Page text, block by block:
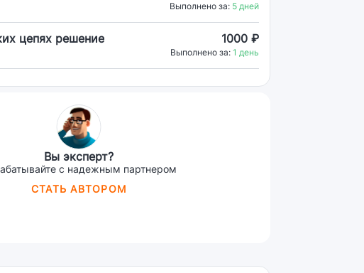
Выполнено за: 5 дней
цепях решение 1000 ₽
Выполнено за: 1 день
Вы эксперт?
с надежным партнером
СТАТЬ АВТОРОМ